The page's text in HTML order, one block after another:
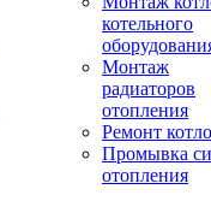
котельного
Монтаж
радиаторов
отопления
Ремонт
Промывка
отопления